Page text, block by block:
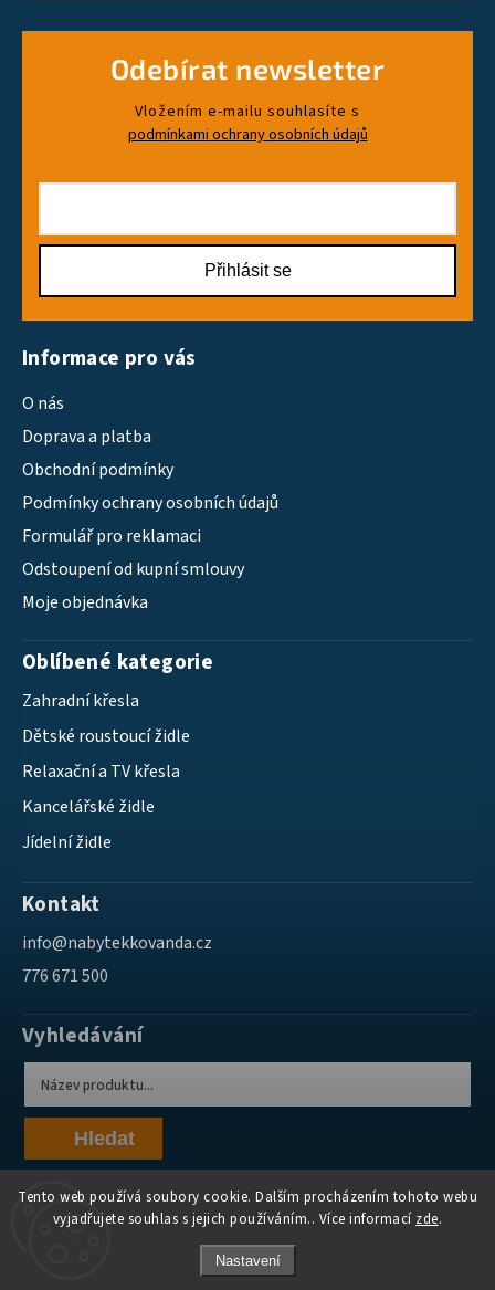
Tento web používá soubory cookie. Dalším procházením tohoto webu
vyjadřujete souhlas s jejich používáním.. Více informací zde.
Nastavení
Odebírat newsletter
Vložením e-mailu souhlasíte s
podmínkami ochrany osobních údajů
Přihlásit se
Informace pro vás
O nás
Doprava a platba
Obchodní podmínky
Podmínky ochrany osobních údajů
Formulář pro reklamaci
Odstoupení od kupní smlouvy
Moje objednávka
Oblíbené kategorie
Zahradní křesla
Dětské roustoucí židle
Relaxační a TV křesla
Kancelářské židle
Jídelní židle
Kontakt
info@nabytekkovanda.cz
776 671 500
Vyhledávání
Hledat